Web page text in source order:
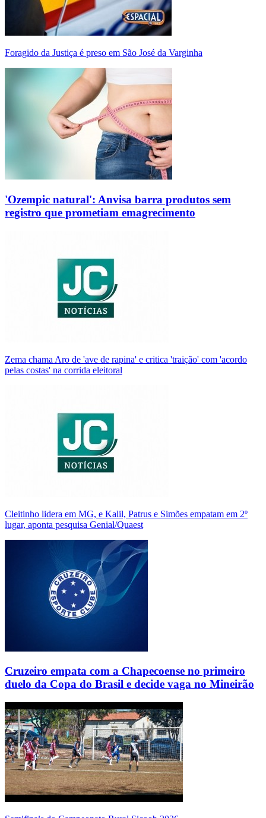
Foragido da Justiça é preso em São José da Varginha
'Ozempic natural': Anvisa barra produtos sem
registro que prometiam emagrecimento
Zema chama Aro de 'ave de rapina' e critica 'traição' com 'acordo
pelas costas' na corrida eleitoral
Cleitinho lidera em MG, e Kalil, Patrus e Simões empatam em 2º
lugar, aponta pesquisa Genial/Quaest
Cruzeiro empata com a Chapecoense no primeiro
duelo da Copa do Brasil e decide vaga no Mineirão